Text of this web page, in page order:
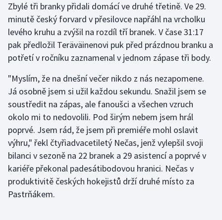
Krasobruslení
Lezení
Lyže a snowboard
Moderní pětiboj
Motorsport
Olympijské hry
Parasport
Plavání
Plážový volejbal
Zbylé tři branky přidali domácí ve druhé třetině. Ve 29.
minutě český forvard v přesilovce napřáhl na vrcholku
levého kruhu a zvýšil na rozdíl tří branek. V čase 31:17
pak předložil Teräväinenovi puk před prázdnou branku a
potřetí v ročníku zaznamenal v jednom zápase tři body.
"Myslím, že na dnešní večer nikdo z nás nezapomene.
Já osobně jsem si užil každou sekundu. Snažil jsem se
soustředit na zápas, ale fanoušci a všechen vzruch
okolo mi to nedovolili. Pod širým nebem jsem hrál
poprvé. Jsem rád, že jsem při premiéře mohl oslavit
výhru," řekl čtyřiadvacetiletý Nečas, jenž vylepšil svoji
bilanci v sezoně na 22 branek a 29 asistencí a poprvé v
kariéře překonal padesátibodovou hranici. Nečas v
produktivitě českých hokejistů drží druhé místo za
Pastrňákem.